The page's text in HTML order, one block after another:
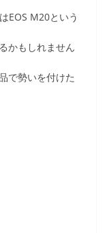
EOS M20という
かもしれません
で勢いを付けた